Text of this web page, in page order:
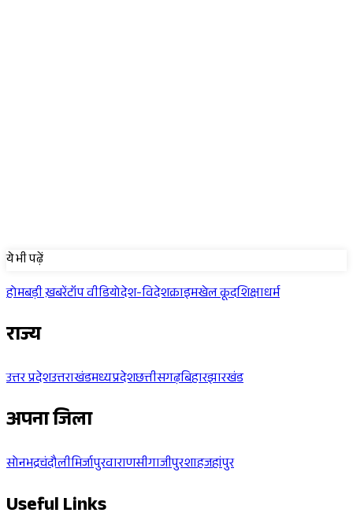
ये भी पढ़ें
होमबड़ी ख़बरेंटॉप वीडियोदेश-विदेशक्राइमखेल कूदशिक्षाधर्म
राज्य
उत्तर प्रदेशउत्तराखंडमध्यप्रदेशछत्तीसगढ़बिहारझारखंड
अपना जिला
सोनभद्रचंदौलीमिर्जापुरवाराणसीगाजीपुरशाहजहांपुर
Useful Links